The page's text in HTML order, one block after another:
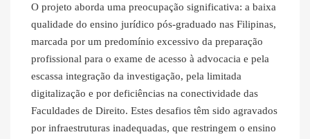
O projeto aborda uma preocupação significativa: a baixa
qualidade do ensino jurídico pós-graduado nas Filipinas,
marcada por um predomínio excessivo da preparação
profissional para o exame de acesso à advocacia e pela
escassa integração da investigação, pela limitada
digitalização e por deficiências na conectividade das
Faculdades de Direito. Estes desafios têm sido agravados
por infraestruturas inadequadas, que restringem o ensino